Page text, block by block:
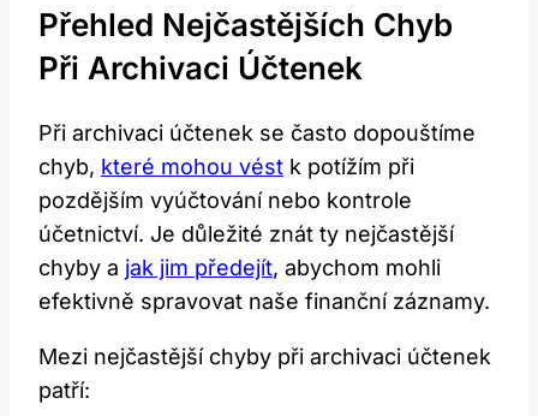
Přehled Nejčastějších Chyb
Při Archivaci‍ Účtenek
Při archivaci účtenek se⁣ často dopouštíme
chyb, které mohou vést k potížím ‍při
pozdějším vyúčtování⁢ nebo kontrole
účetnictví.‍ Je důležité⁣ znát ty nejčastější
chyby a jak⁣ jim předejít, abychom⁢ mohli
efektivně ‌spravovat naše finanční záznamy.
Mezi nejčastější chyby při archivaci ‌účtenek
patří: